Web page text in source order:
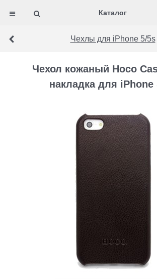
Каталог
Чехлы для iPhone 5/5s
Чехол кожаный Hoco
накладка для iPhone